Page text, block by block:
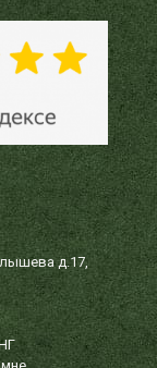
д.17,